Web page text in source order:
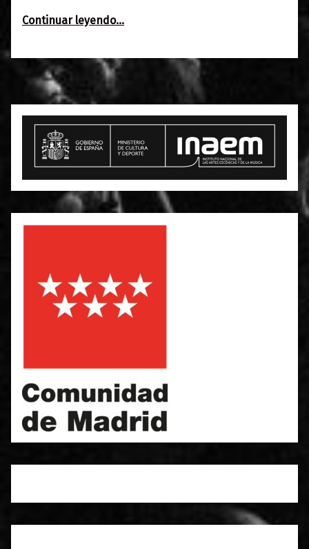
Continuar leyendo“Ayer + Norek ~ Melodías para bailar”
…